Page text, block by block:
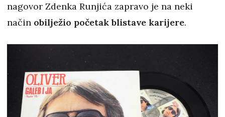
nagovor Zdenka Runjića zapravo je na neki
način obilježio početak blistave karijere.